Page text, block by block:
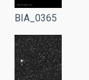
BIA_0365